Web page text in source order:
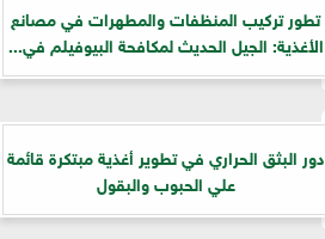
تطور تركيب المنظفات والمطهرات في مصانع
الأغذية: الجيل الحديث لمكافحة البيوفيلم في...
دور البثق الحراري في تطوير أغذية مبتكرة قائمة
علي الحبوب والبقول